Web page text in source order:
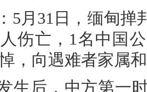
5月31日，缅甸掸
伤亡，1名中国
，向遇难者家属
生后，中方第一